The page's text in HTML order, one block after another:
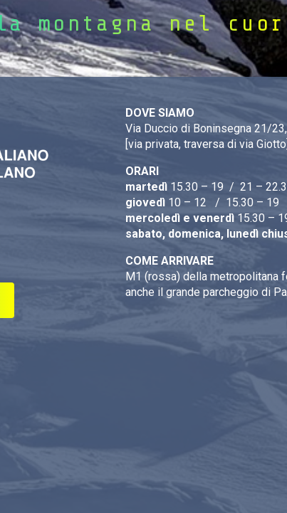
montagna nel
DOVE SIAMO
Via Duccio di Boninsegna 21/
[via privata, traversa di via Giotto]
ORARI
martedì 15.30 – 19 / 21 –
giovedì 10 – 12 / 15.30 – 19
mercoledì e venerdì 15.30 –
sabato, domenica, lunedì
COME ARRIVARE
M1 (rossa) della metropolitana
anche il grande parcheggio di